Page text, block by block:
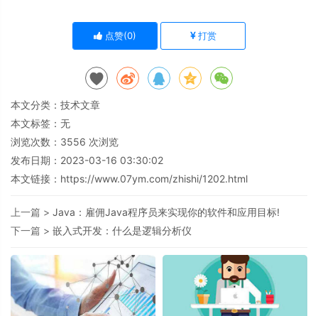
点赞(0) 打赏
本文分类： 技术文章
本文标签：无
浏览次数： 3556 次浏览
发布日期：2023-03-16 03:30:02
本文链接： https://www.07ym.com/zhishi/1202.html
上一篇 > Java：雇佣Java程序员来实现你的软件和应用目标!
下一篇 > 嵌入式开发：什么是逻辑分析仪